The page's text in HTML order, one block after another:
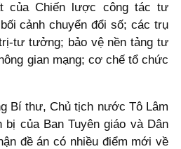
của Chiến lược công tác tư
cảnh chuyển đổi số; các trụ
tư tưởng; bảo vệ nền tảng tư
gian mạng; cơ chế tổ chức
Bí thư, Chủ tịch nước Tô Lâm
bị của Ban Tuyên giáo và Dân
đề án có nhiều điểm mới về